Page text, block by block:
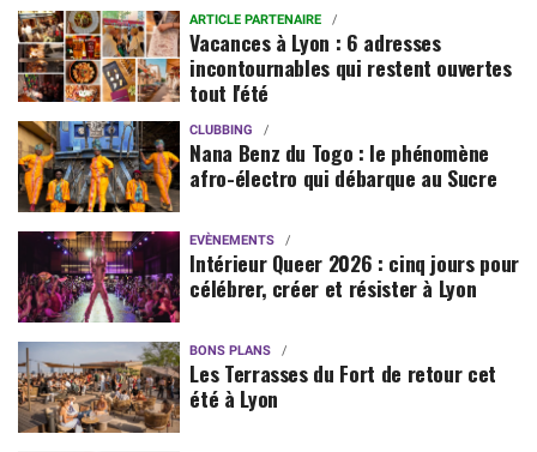
ARTICLE PARTENAIRE
Vacances à Lyon : 6 adresses
incontournables qui restent ouvertes
tout l'été
CLUBBING
Nana Benz du Togo : le phénomène
afro-électro qui débarque au Sucre
EVÈNEMENTS
Intérieur Queer 2026 : cinq jours pour
célébrer, créer et résister à Lyon
BONS PLANS
Les Terrasses du Fort de retour cet
été à Lyon